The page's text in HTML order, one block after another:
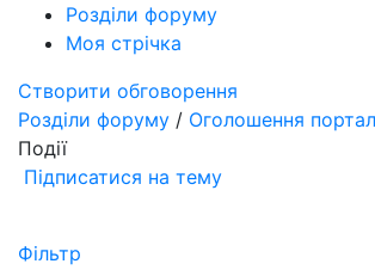
Розділи форуму
Моя стрічка
Створити обговорення
Розділи форуму / Оголошення
Події
Підписатися на тему
Фільтр